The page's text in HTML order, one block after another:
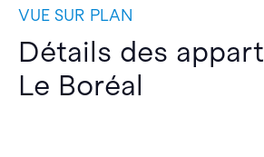
VUE SUR PLAN
Détails des
Le Boréal